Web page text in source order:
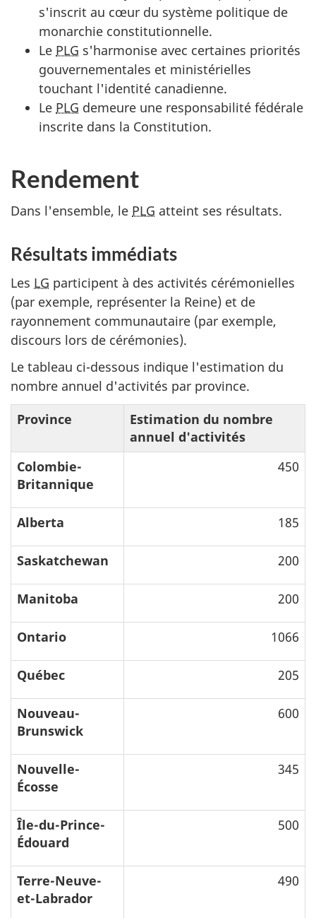
s'inscrit au cœur du système politique de
monarchie constitutionnelle.
Le PLG s'harmonise avec certaines priorités
gouvernementales et ministérielles
touchant l'identité canadienne.
Le PLG demeure une responsabilité fédérale
inscrite dans la Constitution.
Rendement
Dans l'ensemble, le PLG atteint ses résultats.
Résultats immédiats
Les LG participent à des activités cérémonielles
(par exemple, représenter la Reine) et de
rayonnement communautaire (par exemple,
discours lors de cérémonies).
Le tableau ci-dessous indique l'estimation du
nombre annuel d'activités par province.
Province
Estimation du nombre
annuel d'activités
Colombie-
Britannique
450
Alberta 185
Saskatchewan 200
Manitoba 200
Ontario 1066
Québec 205
Nouveau-
Brunswick
600
Nouvelle-
Écosse
345
Île-du-Prince-
Édouard
500
Terre-Neuve-
et-Labrador
490